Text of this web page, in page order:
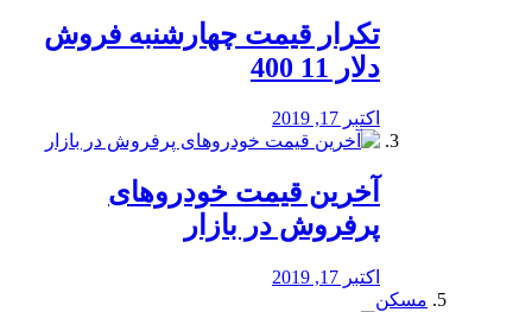
تکرار قیمت چهارشنبه فروش
دلار 11 400
اکتبر 17, 2019
آخرین قیمت خودرو‌های
پرفروش در بازار
اکتبر 17, 2019
مسکن